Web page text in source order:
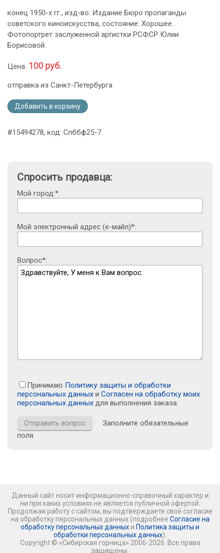
конец 1950-х гг., изд-во: Издание Бюро пропаганды
советского киноискусства, состояние: Хорошее. .
Фотопортрет заслуженной артистки РСФСР Юлии
Борисовой.
Цена: 100 руб.
отправка из Санкт-Петербурга
Добавить в корзину
#15494278, код: Спббф25-7
Спросить продавца:
Мой город:*:
Мой электронный адрес (е-майл)*:
Вопрос*:
Принимаю Политику защиты и обработки
персональных данных и Согласен на обработку моих
персональных данных для выполнения заказа.
Заполните обязательные
поля
Данный сайт носит информационно-справочный характер и
ни при каких условиях не является публичной офертой.
Продолжая работу с сайтом, вы подтверждаете своё согласие
на обработку персональных данных (подробнее Согласие на
обработку персональных данных и Политика защиты и
обработки персональных данных).
Copyright © «Сибирская горница» 2006-2026. Все права
защищены.